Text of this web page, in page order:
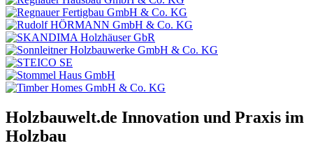
Holzbauwelt.de Innovation und Praxis im
Holzbau